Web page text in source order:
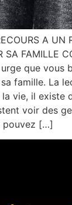
A UN
SA FAMILLE
urge que vous
famille. La
vie, il existe
voir des
pouvez […]